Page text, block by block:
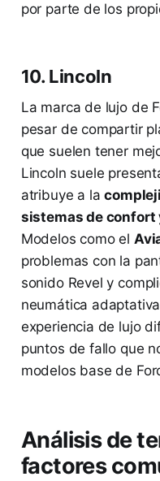
por parte de los
10. Lincoln
La marca de lujo de
pesar de compartir
que suelen tener
Lincoln suele
atribuye a la
sistemas de confort
Modelos como el
problemas con la
sonido Revel y
neumática
experiencia de lujo
puntos de fallo que
modelos base de
Análisis de
factores